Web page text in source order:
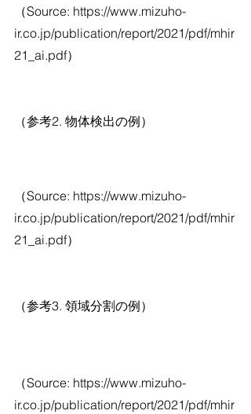
（Source: https://www.mizuho-
ir.co.jp/publication/report/2021/pdf/mhir
21_ai.pdf）
（参考2. 物体検出の例）
（Source: https://www.mizuho-
ir.co.jp/publication/report/2021/pdf/mhir
21_ai.pdf）
（参考3. 領域分割の例）
（Source: https://www.mizuho-
ir.co.jp/publication/report/2021/pdf/mhir